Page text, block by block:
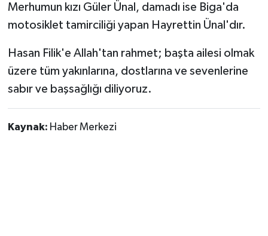
Merhumun kızı Güler Ünal, damadı ise Biga'da
motosiklet tamirciliği yapan Hayrettin Ünal'dır.
Hasan Filik'e Allah'tan rahmet; başta ailesi olmak
üzere tüm yakınlarına, dostlarına ve sevenlerine
sabır ve başsağlığı diliyoruz.
Kaynak: Haber Merkezi